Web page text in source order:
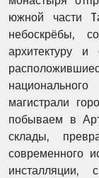
южной части
небоскрёбы,
архитектуру и
магистрали
побываем в
склады,
современного